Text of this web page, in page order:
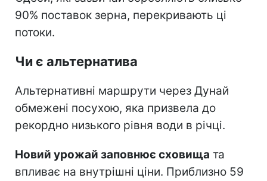
90% поставок зерна, перекривають ці
потоки.
Чи є альтернатива
Альтернативні маршрути через Дунай
обмежені посухою, яка призвела до
рекордно низького рівня води в річці.
Новий урожай заповнює сховища та
впливає на внутрішні ціни. Приблизно 59